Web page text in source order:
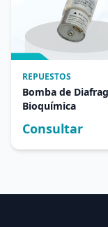
REPUESTOS
Bomba de
Bioquímica
Consultar